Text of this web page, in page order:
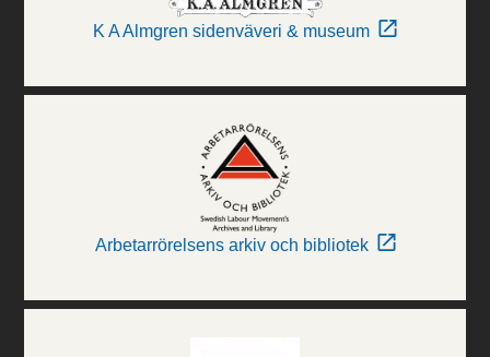
K A Almgren sidenväveri & museum
Arbetarrörelsens arkiv och bibliotek